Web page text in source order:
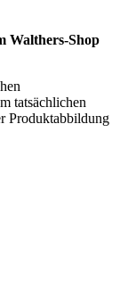
Walthers-Shop
tatsächlichen
Produktabbildung